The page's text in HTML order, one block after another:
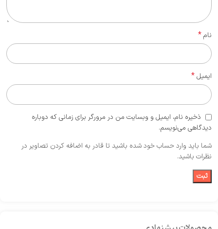
نام*
ایمیل*
ذخیره نام، ایمیل و وبسایت من در مرورگر برای زمانی که دوباره
دیدگاهی می‌نویسم.
شما باید وارد حساب خود شده باشید تا قادر به اضافه کردن تصاویر در
نظرات باشید.